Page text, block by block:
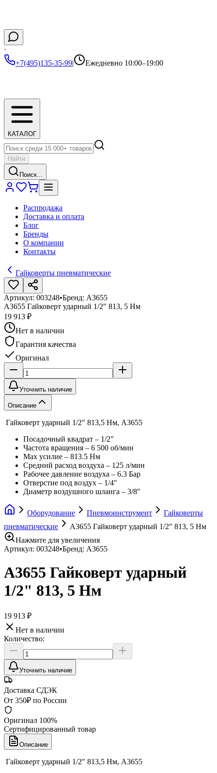
·
+7(495)135-35-99| Ежедневно 10:00–19:00
КАТАЛОГ
Найти
Поиск...
Распродажа
Доставка и оплата
Блог
Бренды
О компании
Контакты
Гайковерты пневматические
Артикул: 003248•Бренд: A3655
A3655 Гайковерт ударный 1/2" 813, 5 Нм
19 913 ₽
Нет в наличии
Гарантия качества
Оригинал
Уточнить наличие
Описание
Гайковерт ударный 1/2" 813,5 Нм, A3655
Посадочный квадрат – 1/2"
Частота вращения – 6 500 об/мин
Max усилие – 813.5 Hм
Средний расход воздуха – 125 л/мин
Рабочее давление воздуха – 6.3 Бар
Отверстие под воздух – 1/4"
Диаметр воздушного шланга – 3/8"
Оборудование Пневмоинструмент
Гайковерты
пневматические
A3655 Гайковерт ударный 1/2" 813, 5 Нм
Нажмите для увеличения
Артикул: 003248•Бренд: A3655
A3655 Гайковерт ударный
1/2" 813, 5 Нм
19 913 ₽
Нет в наличии
Количество:
Уточнить наличие
Доставка СДЭК
От 350₽ по России
Оригинал 100%
Сертифицированный товар
Описание
Гайковерт ударный 1/2" 813,5 Нм, A3655